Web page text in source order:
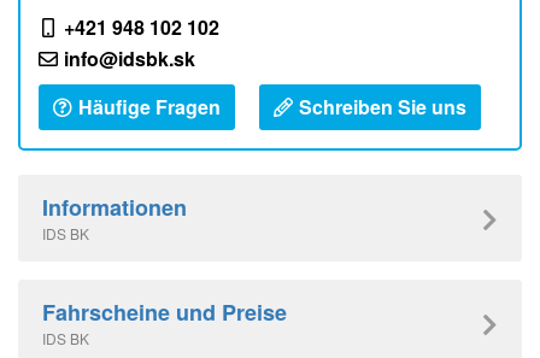
+421 948 102 102
info@idsbk.sk
Häufige Fragen
Schreiben Sie uns
Informationen
IDS BK
Fahrscheine und Preise
IDS BK